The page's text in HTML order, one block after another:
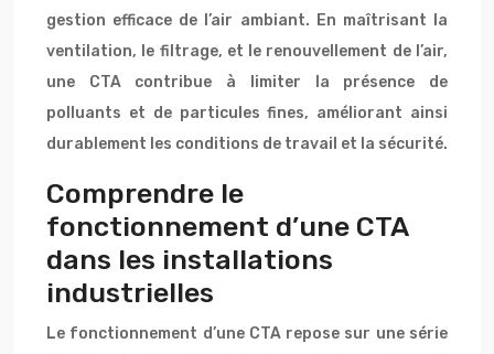
gestion efficace de l’air ambiant. En maîtrisant la
ventilation, le filtrage, et le renouvellement de l’air,
une CTA contribue à limiter la présence de
polluants et de particules fines, améliorant ainsi
durablement les conditions de travail et la sécurité.
Comprendre le
fonctionnement d’une CTA
dans les installations
industrielles
Le fonctionnement d’une CTA repose sur une série